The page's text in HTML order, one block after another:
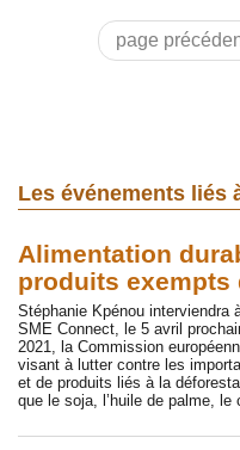
page
Les événements liés
Alimentation
produits exempts
Stéphanie Kpénou interviendra
SME Connect, le 5 avril
2021, la Commission
visant à lutter contre les
et de produits liés à la
que le soja, l’huile de palme, le